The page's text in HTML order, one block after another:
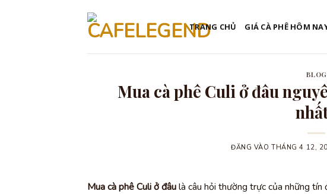
TRANG CHỦ GIÁ CÀ PHÊ HÔM
BLOG
Mua cà phê Culi ở đâu
ĐĂNG VÀOTHÁNG 4 12,
Mua cà phê Culi ở đâulà câu hỏi thường trực của những tín